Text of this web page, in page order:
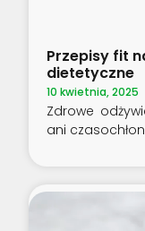
Przepisy fit
dietetyczne
10 kwietnia, 2025
Zdrowe
ani